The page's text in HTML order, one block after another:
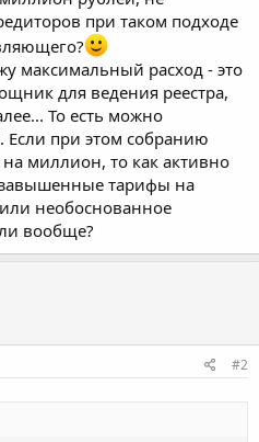
при таком подходе
максимальный расход - это
для ведения реестра,
То есть можно
Если при этом собранию
на миллион, то как активно
тарифы на
необоснованное
вообще?
#2